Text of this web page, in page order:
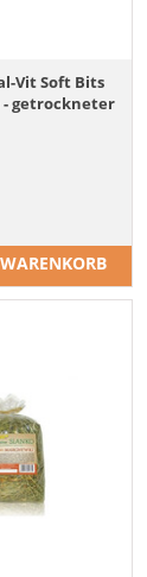
Vit Soft Bits
getrockneter